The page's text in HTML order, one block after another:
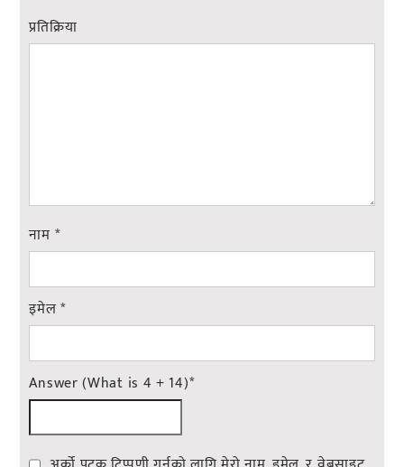
प्रतिक्रिया
नाम *
इमेल*
Answer (What is 4 + 14)*